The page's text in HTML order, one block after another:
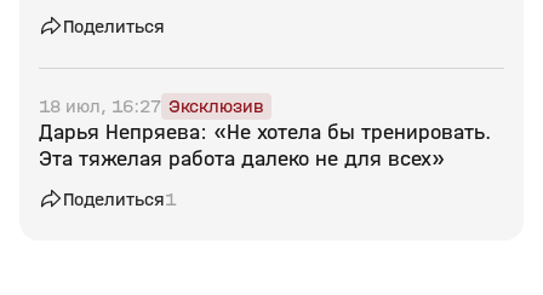
Поделиться
18 июл, 16:27 Эксклюзив
Дарья Непряева: «Не хотела бы тренировать.
Эта тяжелая работа далеко не для всех»
Поделиться1